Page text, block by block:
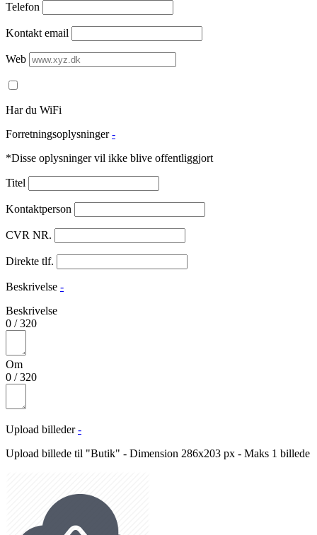
Telefon
Kontakt email
Web
Har du WiFi
Forretningsoplysninger -
*Disse oplysninger vil ikke blive offentliggjort
Titel
Kontaktperson
CVR NR.
Direkte tlf.
Beskrivelse -
Beskrivelse
0 /320
Om
0 /320
Upload billeder -
Upload billede til "Butik" - Dimension 286x203 px - Maks 1 billede